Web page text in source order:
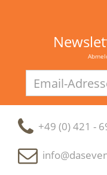
Adresse
+49 (0) 421 -